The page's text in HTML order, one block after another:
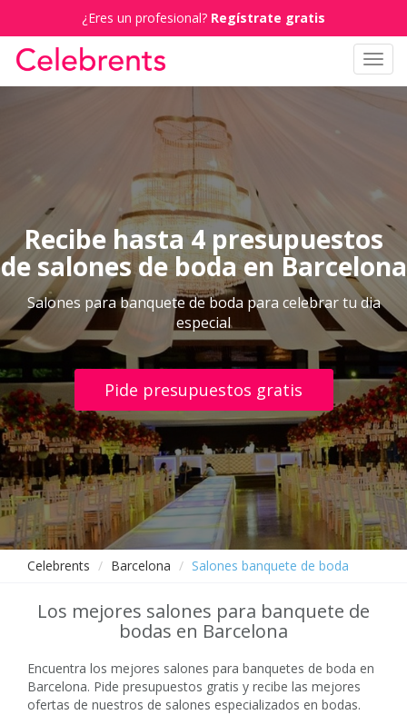
¿Eres un profesional? Regístrate gratis
Recibe hasta 4 presupuestos
de salones de boda en Barcelona
Salones para banquete de boda para celebrar tu dia
especial
Pide presupuestos gratis
Celebrents Barcelona Salones banquete de boda
Los mejores salones para banquete de
bodas en Barcelona
Encuentra los mejores salones para banquetes de boda en
Barcelona. Pide presupuestos gratis y recibe las mejores
ofertas de nuestros de salones especializados en bodas.